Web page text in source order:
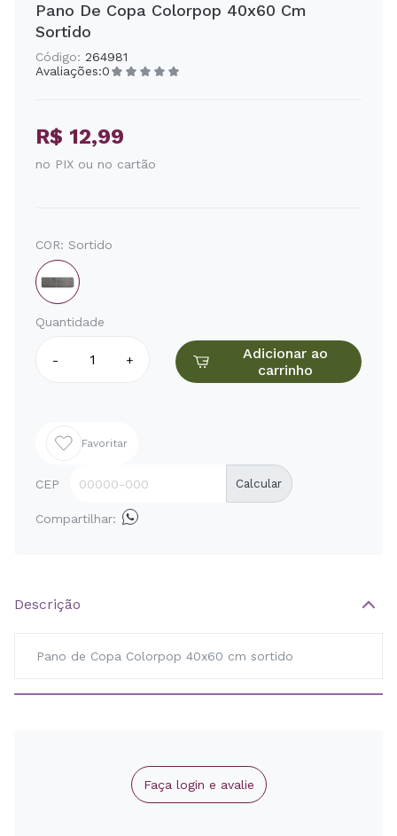
Pano De Copa Colorpop 40x60 Cm
Sortido
Código: 264981
Avaliações:0
R$ 12,99
no PIX ou no cartão
COR: Sortido
Quantidade
- +
Adicionar ao
carrinho
Favoritar
CEP Calcular
Compartilhar:
Descrição
Pano de Copa Colorpop 40x60 cm sortido
Faça login e avalie